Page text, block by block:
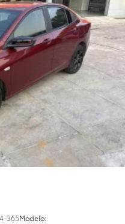
365Modelo: